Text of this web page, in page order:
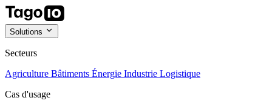
Solutions
Secteurs
Agriculture Bâtiments Énergie Industrie Logistique
Cas d'usage